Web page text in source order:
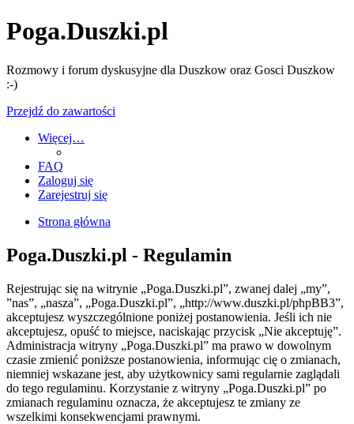
Poga.Duszki.pl
Rozmowy i forum dyskusyjne dla Duszkow oraz Gosci Duszkow
:-)
Przejdź do zawartości
Więcej…
FAQ
Zaloguj się
Zarejestruj się
Strona główna
Poga.Duszki.pl - Regulamin
Rejestrując się na witrynie „Poga.Duszki.pl”, zwanej dalej „my”,
”nas”, „nasza”, „Poga.Duszki.pl”, „http://www.duszki.pl/phpBB3”,
akceptujesz wyszczególnione poniżej postanowienia. Jeśli ich nie
akceptujesz, opuść to miejsce, naciskając przycisk „Nie akceptuję”.
Administracja witryny „Poga.Duszki.pl” ma prawo w dowolnym
czasie zmienić poniższe postanowienia, informując cię o zmianach,
niemniej wskazane jest, aby użytkownicy sami regularnie zaglądali
do tego regulaminu. Korzystanie z witryny „Poga.Duszki.pl” po
zmianach regulaminu oznacza, że akceptujesz te zmiany ze
wszelkimi konsekwencjami prawnymi.